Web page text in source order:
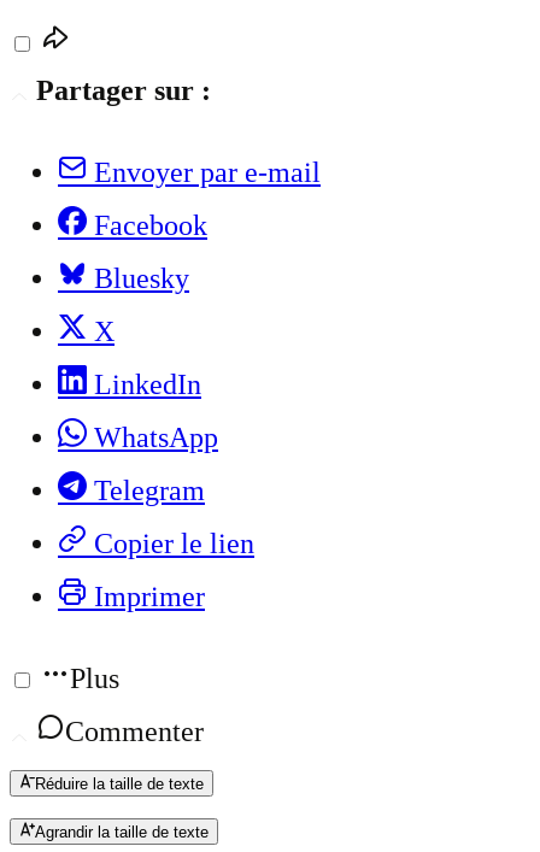
Partager sur :
Envoyer par e-mail
Facebook
Bluesky
X
LinkedIn
WhatsApp
Telegram
Copier le lien
Imprimer
Plus
Commenter
Réduire la taille de texte
Agrandir la taille de texte